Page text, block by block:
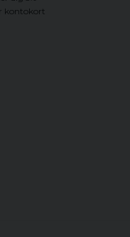
kontokort